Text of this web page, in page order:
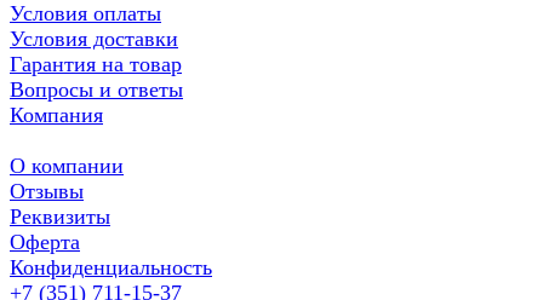
Условия оплаты
Условия доставки
Гарантия на товар
Вопросы и ответы
Компания
О компании
Отзывы
Реквизиты
Оферта
Конфиденциальность
+7 (351) 711-15-37